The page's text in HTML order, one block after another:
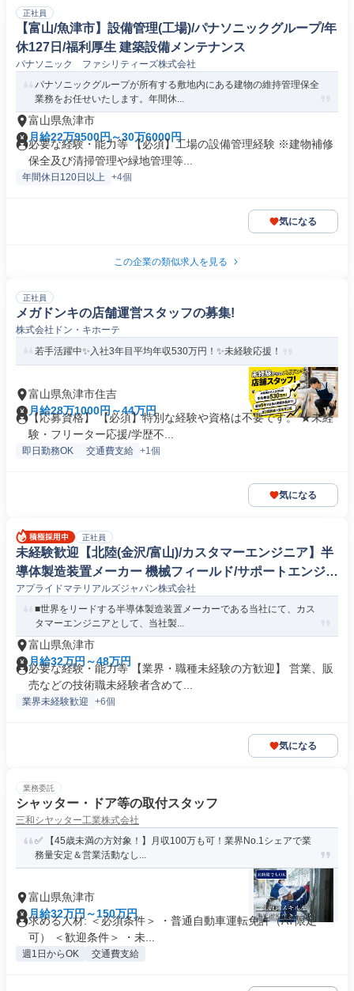
正社員
【富山/魚津市】設備管理(工場)/パナソニックグループ/年
休127日/福利厚生 建築設備メンテナンス
パナソニック ファシリティーズ株式会社
パナソニックグループが所有する敷地内にある建物の維持管理保全
業務をお任せいたします。年間休...
富山県魚津市
月給22万9500円～30万6000円
必要な経験・能力等 【必須】工場の設備管理経験 ※建物補修
保全及び清掃管理や緑地管理等...
年間休日120日以上 +4個
気になる
この企業の類似求人を見る
正社員
メガドンキの店舗運営スタッフの募集!
株式会社ドン・キホーテ
若手活躍中✨入社3年目平均年収530万円！✨未経験応援！
富山県魚津市住吉
月給28万1000円～44万円
【応募資格】 【必須】特別な経験や資格は不要です。 ★未経
験・フリーター応援/学歴不...
即日勤務OK 交通費支給 +1個
気になる
正社員
未経験歓迎【北陸(金沢/富山)/カスタマーエンジニア】半
導体製造装置メーカー 機械フィールド/サポートエンジニ
ア
アプライドマテリアルズジャパン株式会社
■世界をリードする半導体製造装置メーカーである当社にて、カス
タマーエンジニアとして、当社製...
富山県魚津市
月給32万円～48万円
必要な経験・能力等 【業界・職種未経験の方歓迎】 営業、販
売などの技術職未経験者含めて...
業界未経験歓迎 +6個
気になる
業務委託
シャッター・ドア等の取付スタッフ
三和シヤッター工業株式会社
✅ 【45歳未満の方対象！】月収100万も可！業界No.1シェアで業
務量安定＆営業活動なし...
富山県魚津市
月給32万円～150万円
求める人材: ＜必須条件＞ ・普通自動車運転免許（AT限定
可） ＜歓迎条件＞ ・未...
週1日からOK 交通費支給